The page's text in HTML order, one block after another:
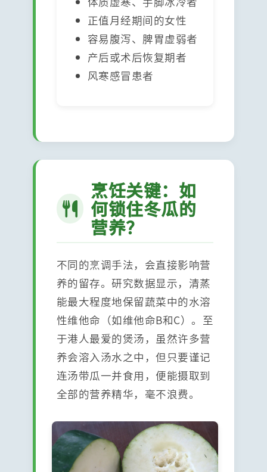
正值月经期间的女性
容易腹泻、脾胃虚弱者
产后或术后恢复期者
风寒感冒患者
烹饪关键：如
何锁住冬瓜的
营养？
不同的烹调手法，会直接影响营
养的留存。研究数据显示，清蒸
能最大程度地保留蔬菜中的水溶
性维他命（如维他命B和C）。至
于港人最爱的煲汤，虽然许多营
养会溶入汤水之中，但只要谨记
连汤带瓜一并食用，便能摄取到
全部的营养精华，毫不浪费。